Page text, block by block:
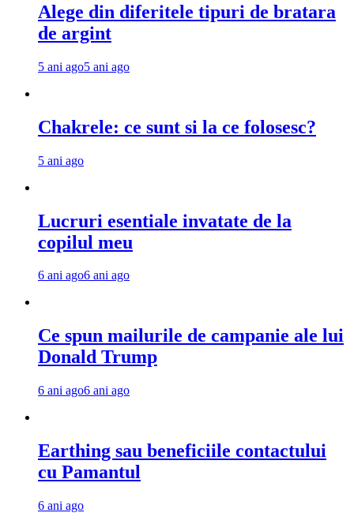
Alege din diferitele tipuri de bratara
de argint
5 ani ago5 ani ago
Chakrele: ce sunt si la ce folosesc?
5 ani ago
Lucruri esentiale invatate de la
copilul meu
6 ani ago6 ani ago
Ce spun mailurile de campanie ale lui
Donald Trump
6 ani ago6 ani ago
Earthing sau beneficiile contactului
cu Pamantul
6 ani ago